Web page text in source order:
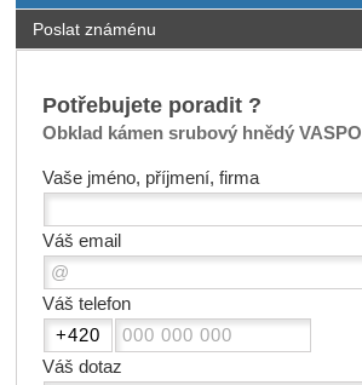
Poslat známénu
Potřebujete poradit ?
Obklad kámen srubový hnědý VASPO
Vaše jméno, příjmení, firma
Váš email
Váš telefon
Váš dotaz